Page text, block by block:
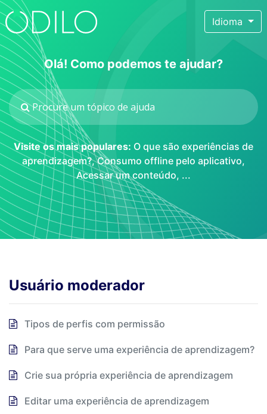
Idioma
Olá! Como podemos te ajudar?
Visite os mais populares: O que são experiências de
aprendizagem?,Consumo offline pelo aplicativo,
Acessar um conteúdo, ...
Usuário moderador
Tipos de perfis com permissão
Para que serve uma experiência de aprendizagem?
Crie sua própria experiência de aprendizagem
Editar uma experiência de aprendizagem